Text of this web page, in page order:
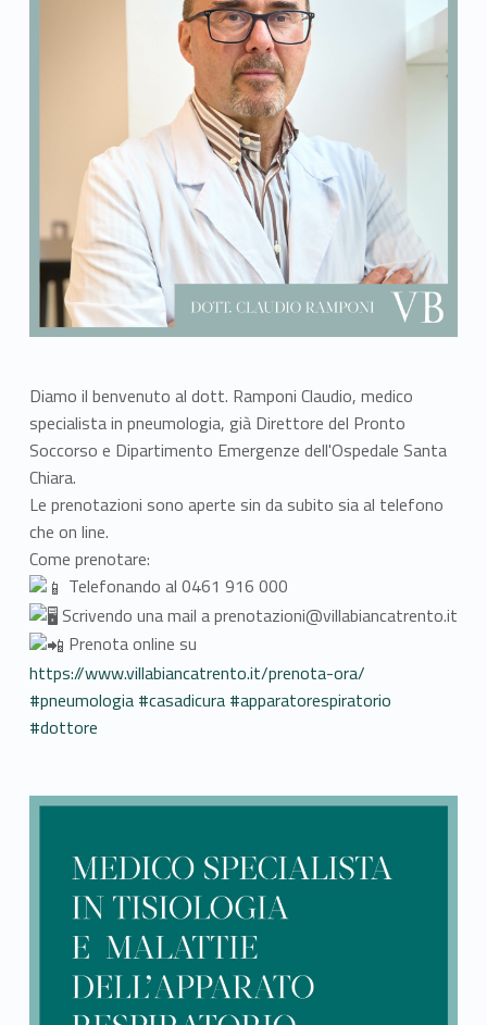
Diamo il benvenuto al dott. Ramponi Claudio, medico
specialista in pneumologia, già Direttore del Pronto
Soccorso e Dipartimento Emergenze dell'Ospedale Santa
Chiara.
Le prenotazioni sono aperte sin da subito sia al telefono
che on line.
Come prenotare:
Telefonando al 0461 916 000
Scrivendo una mail a prenotazioni@villabiancatrento.it
Prenota online su
https://www.villabiancatrento.it/prenota-ora/
#pneumologia #casadicura #apparatorespiratorio
#dottore